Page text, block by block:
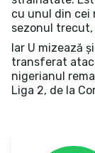
cu unul din cei
sezonul trecut,
Iar U mizează
transferat
nigerianul
Liga 2, de la